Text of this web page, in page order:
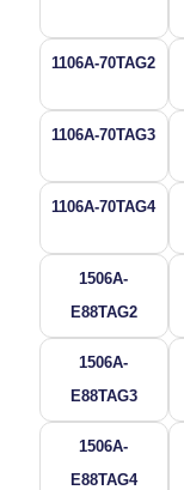
1106A-70TAG2
1106A-70TAG3
1106A-70TAG4
1506A-
E88TAG2
1506A-
E88TAG3
1506A-
E88TAG4